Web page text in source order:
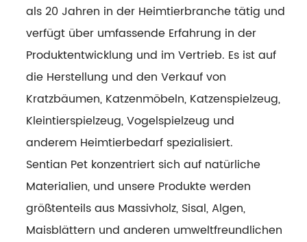
als 20 Jahren in der Heimtierbranche tätig und
verfügt über umfassende Erfahrung in der
Produktentwicklung und im Vertrieb. Es ist auf
die Herstellung und den Verkauf von
Kratzbäumen, Katzenmöbeln, Katzenspielzeug,
Kleintierspielzeug, Vogelspielzeug und
anderem Heimtierbedarf spezialisiert.
Sentian Pet konzentriert sich auf natürliche
Materialien, und unsere Produkte werden
größtenteils aus Massivholz, Sisal, Algen,
Maisblättern und anderen umweltfreundlichen